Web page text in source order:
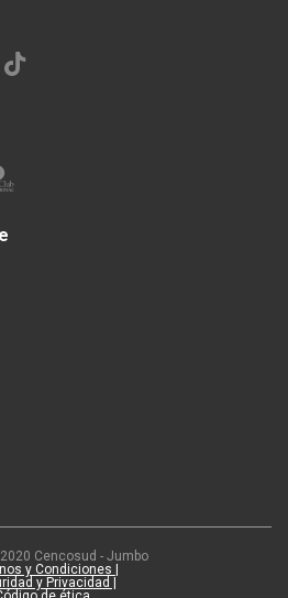
Cencosud - Jumbo
y Condiciones |
y Privacidad |